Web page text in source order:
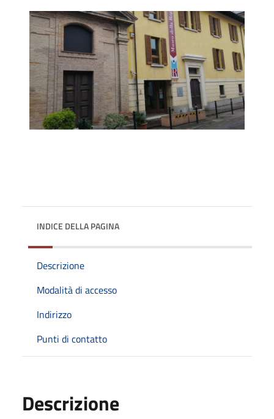
INDICE DELLA PAGINA
Descrizione
Modalità di accesso
Indirizzo
Punti di contatto
Descrizione